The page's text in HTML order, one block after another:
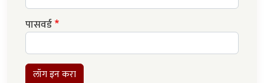
पासवर्ड
लॉग इन करा